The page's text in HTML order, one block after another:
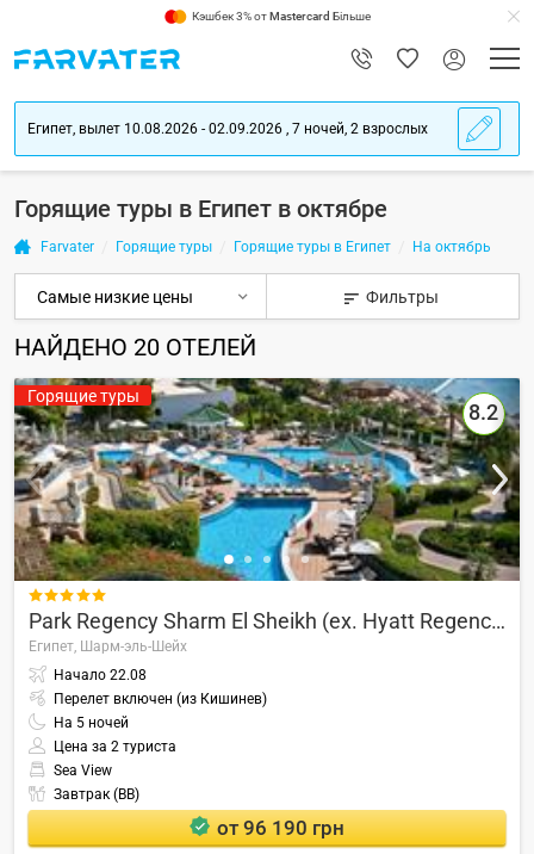
Кэшбек 3% отMastercard Більше
Египет, вылет 10.08.2026 - 02.09.2026 , 7 ночей, 2 взрослых
Горящие туры в Египет в октябре
Farvater Горящие туры Горящие туры в Египет На октябрь
Фильтры
НАЙДЕНО 20 ОТЕЛЕЙ
Горящие туры
8.2

Park Regency Sharm El Sheikh (ex. Hyatt Regency)
Египет, Шарм-эль-Шейх
Начало 22.08
Перелет включен (из Кишинев)
На 5 ночей
Цена за 2 туриста
Sea View
Завтрак (BB)
от 96 190 грн